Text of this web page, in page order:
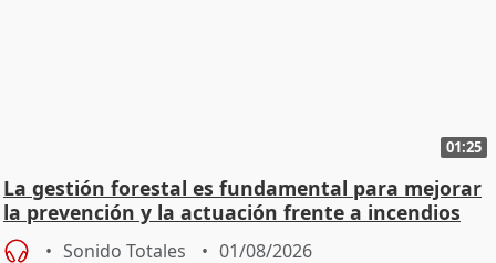
01:25
La gestión forestal es fundamental para mejorar
la prevención y la actuación frente a incendios
Sonido Totales 01/08/2026